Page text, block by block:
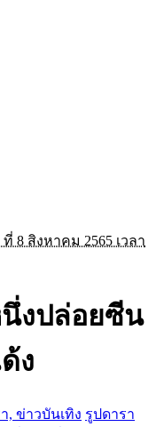
8 สิงหาคม 2565 เวลา
งปล่อยซีน
ง
, ข่าวบันเทิง รูปดารา